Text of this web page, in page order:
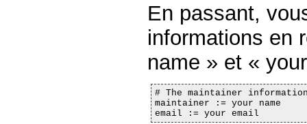
En passant,
informations en
name » et «
# The maintainer
maintainer := your name
email := your email